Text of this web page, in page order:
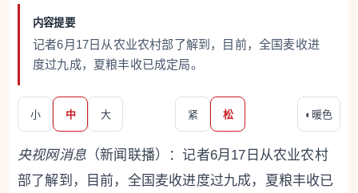
内容提要
记者6月17日从农业农村部了解到，目前，全国麦收进
度过九成，夏粮丰收已成定局。
小 中 大 紧 松 ◐ 暖色
央视网消息 （新闻联播）：记者6月17日从农业农村
部了解到，目前，全国麦收进度过九成，夏粮丰收已